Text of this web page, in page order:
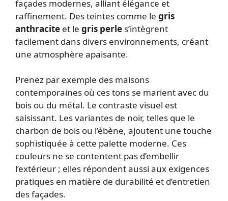
façades modernes, alliant élégance et
raffinement. Des teintes comme le gris
anthracite et le gris perle s’intègrent
facilement dans divers environnements, créant
une atmosphère apaisante.
Prenez par exemple des maisons
contemporaines où ces tons se marient avec du
bois ou du métal. Le contraste visuel est
saisissant. Les variantes de noir, telles que le
charbon de bois ou l’ébène, ajoutent une touche
sophistiquée à cette palette moderne. Ces
couleurs ne se contentent pas d’embellir
l’extérieur ; elles répondent aussi aux exigences
pratiques en matière de durabilité et d’entretien
des façades.